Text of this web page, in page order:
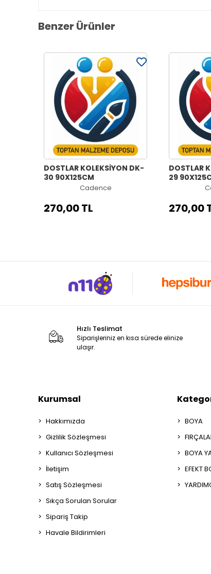
Benzer Ürünler
DOSTLAR KOLEKSİYON DK-
30 90X125CM
Cadence
270,00 TL
DOSTLAR
29
270,00
Hızlı Teslimat
Siparişleriniz en kısa sürede elinize
ulaşır.
Kurumsal
Hakkımızda
Gizlilik Sözleşmesi
Kullanıcı Sözleşmesi
İletişim
Satış Sözleşmesi
Sıkça Sorulan Sorular
Sipariş Takip
Havale Bildirimleri
BOYA
BOYA
EFEKT